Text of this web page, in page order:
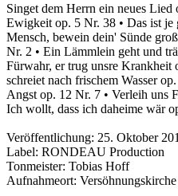
Singet dem Herrn ein neues
Ewigkeit op. 5 Nr. 38 • Das ist
Mensch, bewein dein' Sünde
Nr. 2 • Ein Lämmlein geht und
Fürwahr, er trug unsre Krankheit
schreiet nach frischem Wasser
Angst op. 12 Nr. 7 • Verleih uns
Ich wollt, dass ich daheime wär
Veröffentlichung: 25. Oktober
Label: RONDEAU Production
Tonmeister: Tobias Hoff
Aufnahmeort: